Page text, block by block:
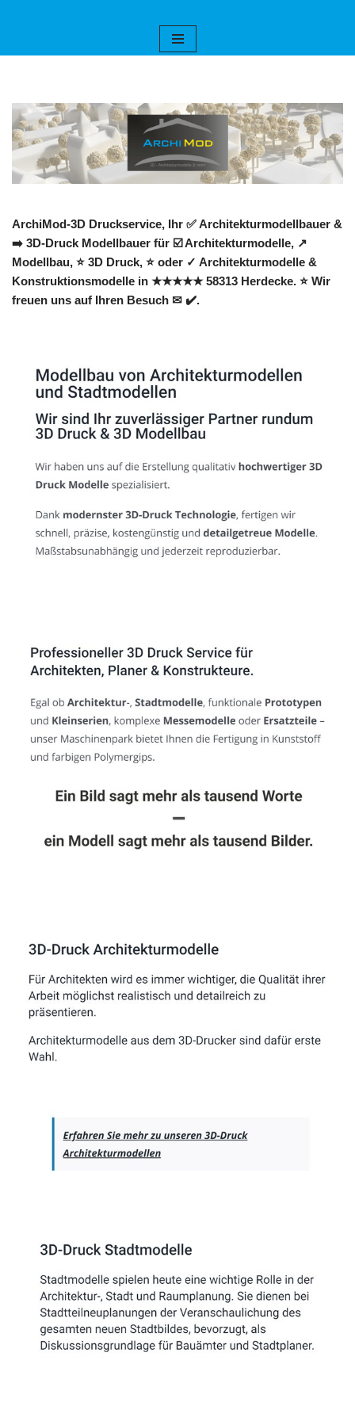
ArchiMod-3D Druckservice, Ihr ✅ Architekturmodellbauer &
➡️ 3D-Druck Modellbauer für ☑️ Architekturmodelle, ↗️
Modellbau, ⭐ 3D Druck, ⭐ oder ✓ Architekturmodelle &
Konstruktionsmodelle in ★★★★★ 58313 Herdecke. ⭐ Wir
freuen uns auf Ihren Besuch ✉ ✔️.